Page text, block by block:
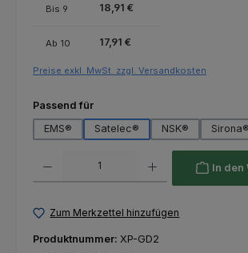
Bis 9 18,91 €
Ab 10 17,91 €
Preise exkl. MwSt. zzgl. Versandkosten
Passend fürauswählen
EMS®
Satelec® NSK® Sirona®
In den
Zum Merkzettel hinzufügen
Produktnummer: XP-GD2